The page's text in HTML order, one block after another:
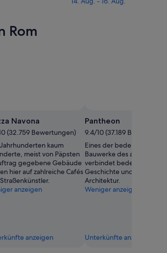
Rom
Navona
(32.759 Bewertungen)
kaum
meist von Päpsten
gegebene Gebäude
hier auf zahlreiche Cafés
anzeigen
anzeigen
Pantheon
9.4/10 (37.189
Eines der bedeutendsten
Bauwerke des antiken
verbindet bedeutsame
Geschichte und geniale
Architektur.
Weniger anzeigen
Unterkünfte anzeigen